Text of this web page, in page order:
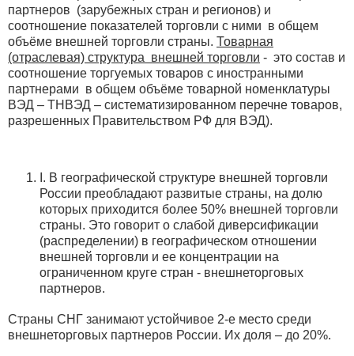
партнеров (зарубежных стран и регионов) и
соотношение показателей торговли с ними в общем
объёме внешней торговли страны. Товарная
(отраслевая) структура внешней торговли - это состав и
соотношение торгуемых товаров с иностранными
партнерами в общем объёме товарной номенклатуры
ВЭД – ТНВЭД – систематизированном перечне товаров,
разрешенных Правительством РФ для ВЭД).
I. В географической структуре внешней торговли
России преобладают развитые страны, на долю
которых приходится более 50% внешней торговли
страны. Это говорит о слабой диверсификации
(распределении) в географическом отношении
внешней торговли и ее концентрации на
ограниченном круге стран - внешнеторговых
партнеров.
Страны СНГ занимают устойчивое 2-е место среди
внешнеторговых партнеров России. Их доля – до 20%.